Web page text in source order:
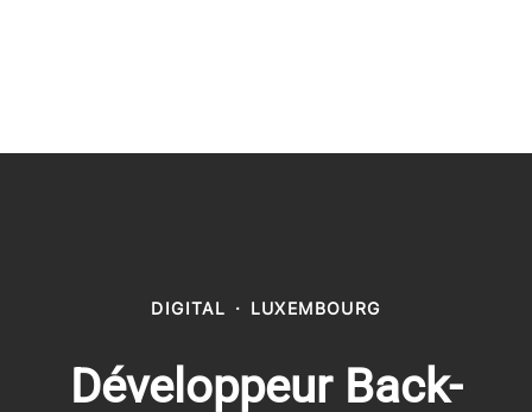
DIGITAL · LUXEMBOURG
Développeur Back-